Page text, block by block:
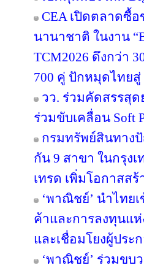
CEA เปิดตลาดซื้
นานาชาติ ในงาน
TCM2026 ดึงกว่า
700 คู่ ปักหมุดไทยสู่
วว. ร่วมคัดสรรสุ
ร่วมขับเคลื่อน Soft
กรมทรัพย์สินทาง
กัน 9 สาขา ในกรุง
เทรด เพิ่มโอกาสส
‘พาณิชย์’ นำไทย
ค้าและการลงทุนแ
และเชื่อมโยงผู้ประ
‘พาณิชย์’ ร่วมขบ